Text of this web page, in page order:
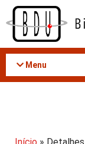
Acessar
conteúdo
Menu